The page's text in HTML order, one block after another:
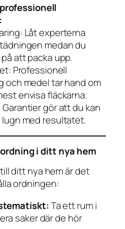
Låt experterna
medan du
att packa upp.
Professionell
och medel tar hand om
envisa fläckarna.
gör att du kan
lugn med resultatet.
i ditt nya hem
ditt nya hem är det
ordningen:
Ta ett rum i
saker där de hör